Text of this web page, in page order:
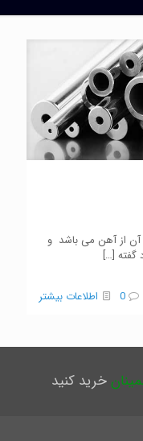
آن از آهن می باشد و
[…]
0 اطلاعات بیشتر
خرید کنید